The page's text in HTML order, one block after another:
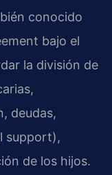
conocido
bajo el
la división de
deudas,
support),
de los hijos.